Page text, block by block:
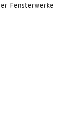
Fensterwerke